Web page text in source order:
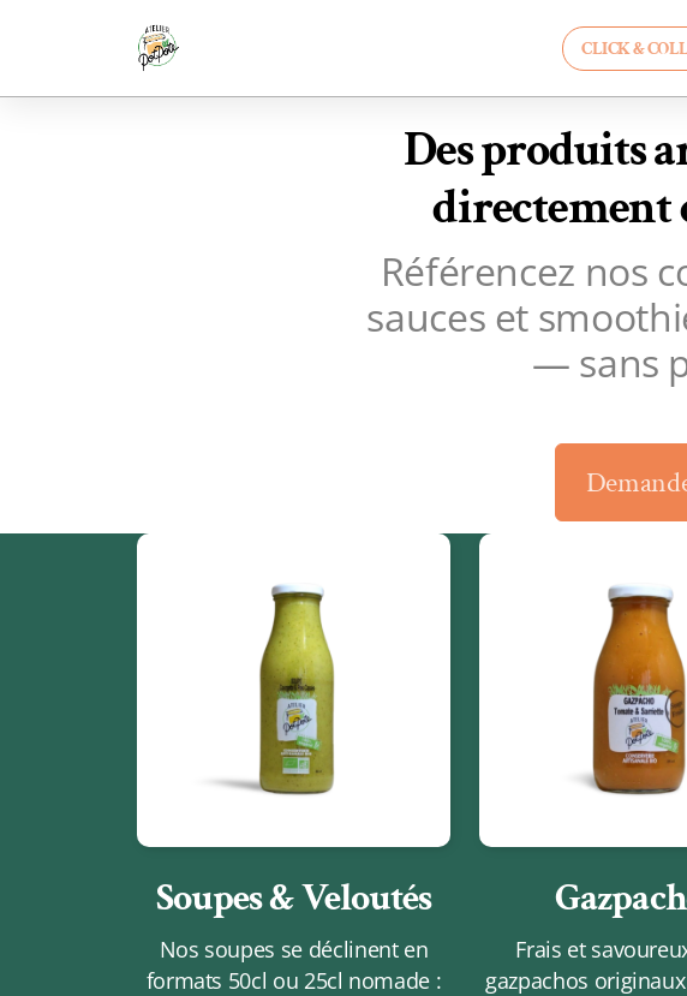
CLICK &
Des produits
directement
Référencez nos
sauces et
— sans
Soupes & Veloutés
Nos soupes se déclinent en
formats 50cl ou 25cl nomade :
Frais et
gazpachos